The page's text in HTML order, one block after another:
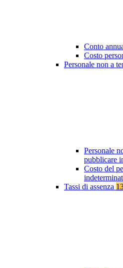
Conto
Costo
Personale non a
Personale
pubblicare
Costo del
Tassi di assenza